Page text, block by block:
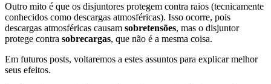
Outro mito é que os disjuntores protegem contra raios (tecnicamente
conhecidos como descargas atmosféricas). Isso ocorre, pois
descargas atmosféricas causam sobretensões, mas o disjuntor
protege contra sobrecargas, que não é a mesma coisa.
Em futuros posts, voltaremos a estes assuntos para explicar melhor
seus efeitos.